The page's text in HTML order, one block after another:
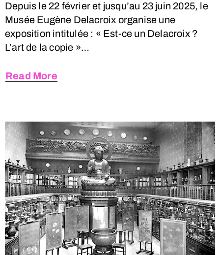
Depuis le 22 février et jusqu’au 23 juin 2025, le
Musée Eugène Delacroix organise une
exposition intitulée : « Est-ce un Delacroix ?
L’art de la copie »…
Read More